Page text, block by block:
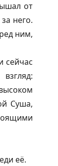
от
него.
ним,
сейчас
Суша,
её.